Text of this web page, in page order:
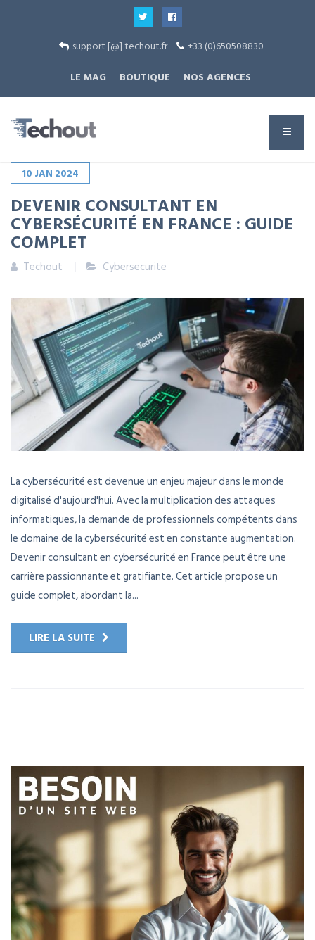
support [@] techout.fr
+33 (0)650508830
LE MAG
BOUTIQUE NOS AGENCES
10 JAN 2024
DEVENIR CONSULTANT EN
CYBERSÉCURITÉ EN FRANCE : GUIDE
COMPLET
Techout Cybersecurite
La cybersécurité est devenue un enjeu majeur dans le monde
digitalisé d'aujourd'hui. Avec la multiplication des attaques
informatiques, la demande de professionnels compétents dans
le domaine de la cybersécurité est en constante augmentation.
Devenir consultant en cybersécurité en France peut être une
carrière passionnante et gratifiante. Cet article propose un
guide complet, abordant la...
LIRE LA SUITE